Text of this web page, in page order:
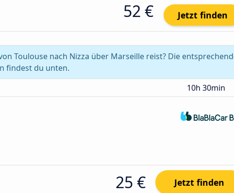
52 € Jetzt finden
Toulouse nach Nizza über Marseille reist? Die
findest du unten.
10h 30min
25 € Jetzt finden